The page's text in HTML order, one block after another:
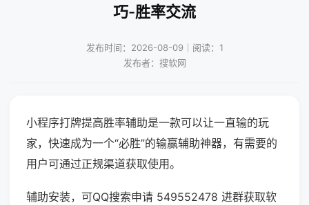
巧-胜率交流
发布时间：2026-08-09｜阅读：1
发布者：搜软网
小程序打牌提高胜率辅助是一款可以让一直输的玩
家，快速成为一个“必胜”的输赢辅助神器，有需要的
用户可通过正规渠道获取使用。
辅助安装，可QQ搜索申请 549552478 进群获取软